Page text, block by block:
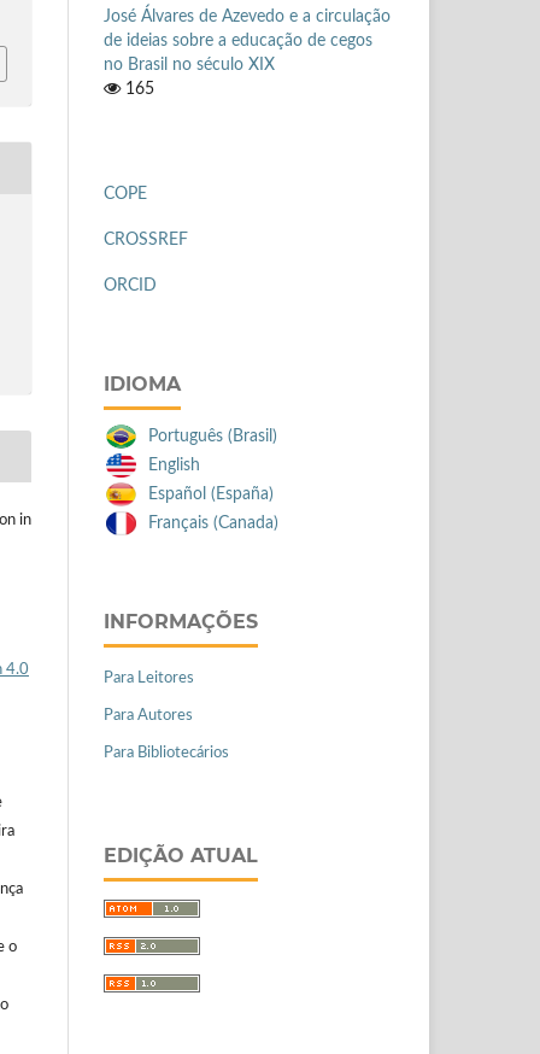
in
4.0
o
José Álvares de Azevedo e a circulação
de ideias sobre a educação de cegos
no Brasil no século XIX
165
COPE
CROSSREF
ORCID
IDIOMA
Português (Brasil)
English
Español (España)
Français (Canada)
INFORMAÇÕES
Para Leitores
Para Autores
Para Bibliotecários
EDIÇÃO ATUAL